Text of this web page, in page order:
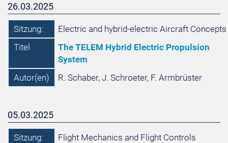
26.03.2025
Sitzung:
Electric and hybrid-electric Aircraft Concepts
Titel
The TELEM Hybrid Electric Propulsion
System
Autor(en)
R. Schaber, J. Schroeter, F. Armbrüster
05.03.2025
Sitzung:
Flight Mechanics and Flight Controls